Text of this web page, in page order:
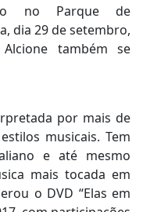
no Parque de
dia 29 de setembro,
também se
por mais de
musicais. Tem
e até mesmo
mais tocada em
o DVD “Elas em